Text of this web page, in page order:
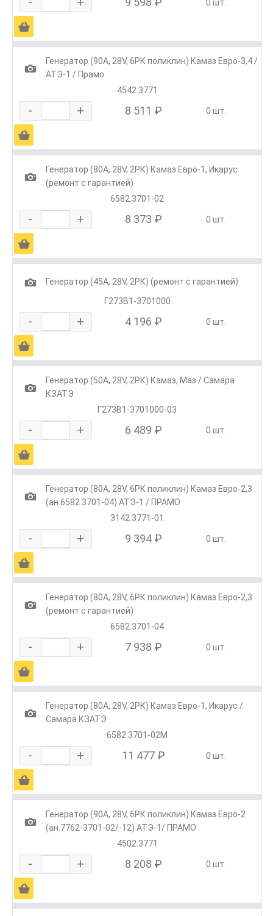
0 шт.
Ä
1
Генератор (90А, 28V, 6РК поликлин) Камаз Евро-3,4 /
АТЭ-1 / Прамо
4542.3771
- + 8 511 ₽ 0 шт.
Ä
1
Генератор (80А, 28V, 2РК) Камаз Евро-1, Икарус
(ремонт с гарантией)
6582.3701-02
- + 8 373 ₽ 0 шт.
Ä
1
Генератор (45А, 28V, 2РК) (ремонт с гарантией)
Г273В1-3701000
- + 4 196 ₽ 0 шт.
Ä
1
Генератор (50А, 28V, 2РК) Камаз, Маз / Самара
КЗАТЭ
Г273В1-3701000-03
- + 6 489 ₽ 0 шт.
Ä
1
Генератор (80А, 28V, 6РК поликлин) Камаз Евро-2,3
(ан.6582.3701-04) АТЭ-1 / ПРАМО
3142.3771-01
- + 9 394 ₽ 0 шт.
Ä
1
Генератор (80А, 28V, 6РК поликлин) Камаз Евро-2,3
(ремонт с гарантией)
6582.3701-04
- + 7 938 ₽ 0 шт.
Ä
1
Генератор (80А, 28V, 2РК) Камаз Евро-1, Икарус /
Самара КЗАТЭ
6582.3701-02М
- + 11 477 ₽ 0 шт.
Ä
1
Генератор (90А, 28V, 6РК поликлин) Камаз Евро-2
(ан.7762-3701-02/-12) АТЭ-1/ ПРАМО
4502.3771
- + 8 208 ₽ 0 шт.
Ä